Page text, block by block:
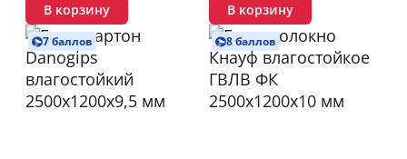
В корзину В корзину
7 баллов 8 баллов